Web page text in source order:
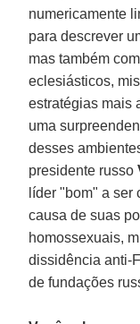
numericamente
para descrever
mas também
eclesiásticos,
estratégias mais
uma
desses
presidente russo
líder "bom" a
causa de suas
homossexuais,
dissidência anti-
de fundações